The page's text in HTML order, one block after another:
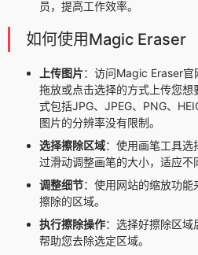
员，提高工作效率。
如何使用Magic Eraser
上传图片：访问Magic Eraser官
拖放或点击选择的方式上传您
式包括JPG、JPEG、PNG、
图片的分辨率没有限制。
选择擦除区域：使用画笔工具
过滑动调整画笔的大小，适应不
调整细节：使用网站的缩放功
擦除的区域。
执行擦除操作：选择好擦除区域
帮助您去除选定区域。